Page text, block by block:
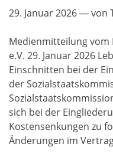
29. Januar 2026— von
Medienmitteilung vom
e.V. 29. Januar 2026
Einschnitten bei der
der
sich bei der
Kostensenkungen zu
Änderungen im